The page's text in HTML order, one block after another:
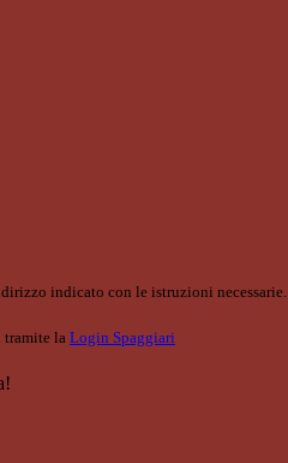
indicato con le istruzioni necessarie.
tramite la Login Spaggiari